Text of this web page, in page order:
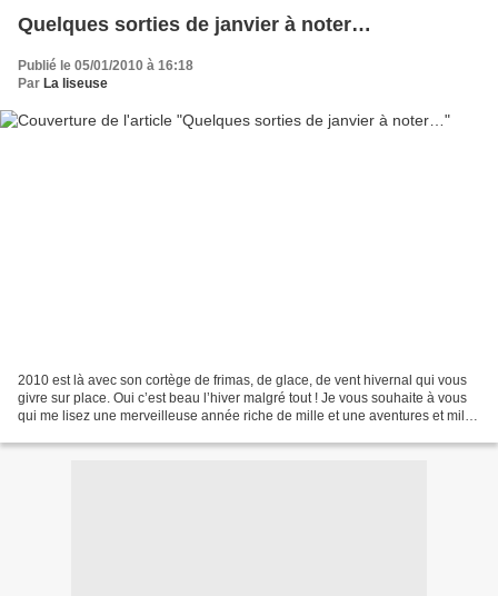
Quelques sorties de janvier à noter…
Publié le 05/01/2010 à 16:18
Par La liseuse
2010 est là avec son cortège de frimas, de glace, de vent hivernal qui vous
givre sur place. Oui c’est beau l’hiver malgré tout ! Je vous souhaite à vous
qui me lisez une merveilleuse année riche de mille et une aventures et mille